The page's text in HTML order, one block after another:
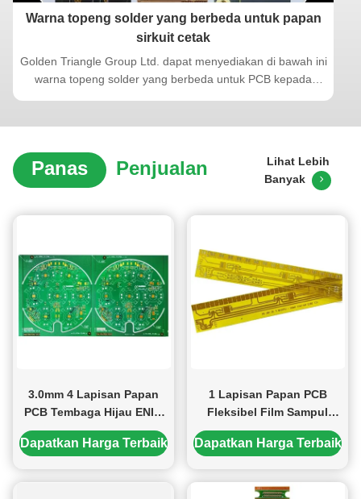
Warna topeng solder yang berbeda untuk papan
sirkuit cetak
Golden Triangle Group Ltd. dapat menyediakan di bawah ini
warna topeng solder yang berbeda untuk PCB kepada
soldermask pilihan mereka pada produk ...
Panas Penjualan
Lihat Lebih
Banyak
3.0mm 4 Lapisan Papan
PCB Tembaga Hijau ENIG
Cu Base S1000-2M+3W/*k
Dapatkan Harga Terbaik
1 Lapisan Papan PCB
Fleksibel Film Sampul
Kuning 1 Oz Tembaga PCB
Dapatkan Harga Terbaik